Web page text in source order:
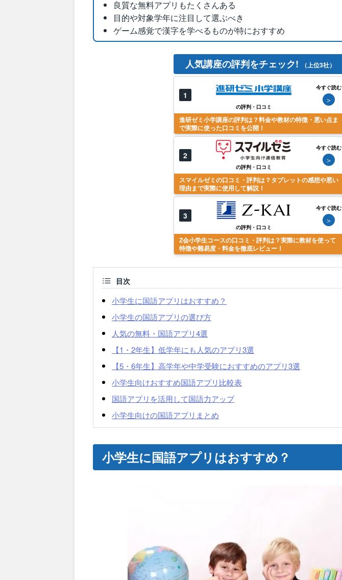
良質な無料アプリもたくさんある
目的や対象学年に注目して選ぶべき
ゲーム感覚で漢字を学べるものが特におすすめ
人気講座の評判をチェック! （上位3社）
1
の評判・口コミ
今すぐ読む
＞
進研ゼミ小学講座の評判は？料金や教材の特徴・悪い点ま
で実際に使った口コミを公開！
2
の評判・口コミ
今すぐ読む
＞
スマイルゼミの口コミ・評判は？タブレットの感想や悪い
理由まで実際に使用して解説！
3
の評判・口コミ
今すぐ読む
＞
Z会小学生コースの口コミ・評判は？実際に教材を使って
特徴や難易度・料金を徹底レビュー！
目次
小学生に国語アプリはおすすめ？
小学生の国語アプリの選び方
人気の無料・国語アプリ4選
【1・2年生】低学年にも人気のアプリ3選
【5・6年生】高学年や中学受験におすすめのアプリ3選
小学生向けおすすめ国語アプリ比較表
国語アプリを活用して国語力アップ
小学生向けの国語アプリまとめ
小学生に国語アプリはおすすめ？